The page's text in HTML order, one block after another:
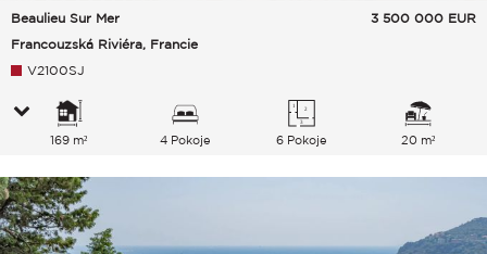
Beaulieu Sur Mer
Francouzská Riviéra, Francie
3 500 000 EUR
V2100SJ
169 m² 4 Pokoje 6 Pokoje 20 m²